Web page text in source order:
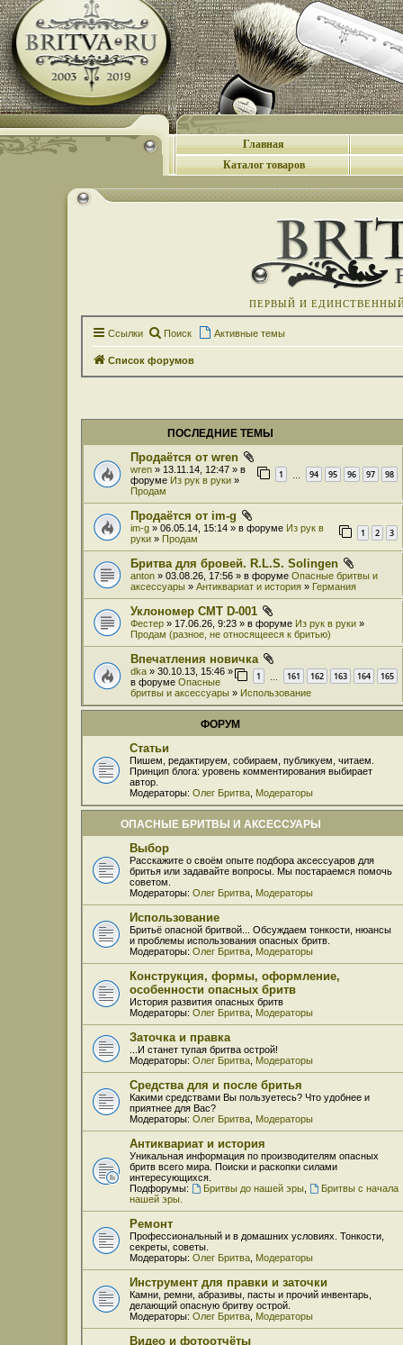
Главная
Каталог товаров
ПЕРВЫЙ И
Ссылки Поиск Активные темы
Список форумов
ПОСЛЕДНИЕ ТЕМЫ
Продаётся от wren
1 94 95 96 97 98
wren » 13.11.14, 12:47 » в
форуме Из рук в руки »
Продам
Продаётся от im-g
1 2 3
im-g » 06.05.14, 15:14 » в форуме Из рук в
руки » Продам
Бритва для бровей. R.L.S. Solingen
anton » 03.08.26, 17:56 » в форуме Опасные бритвы и
аксессуары » Антиквариат и история » Германия
Уклономер СМТ D-001
Фестер » 17.06.26, 9:23 » в форуме Из рук в руки »
Продам (разное, не относящееся к бритью)
Впечатления новичка
1 161 162 163 164 165
dka » 30.10.13, 15:46 »
в форуме Опасные
бритвы и аксессуары » Использование
ФОРУМ
Статьи
Пишем, редактируем, собираем, публикуем, читаем.
Принцип блога: уровень комментирования выбирает
автор.
Модераторы: Олег Бритва Модераторы
ОПАСНЫЕ БРИТВЫ И АКСЕССУАРЫ
Выбор
Расскажите о своём опыте подбора аксессуаров для
бритья или задавайте вопросы. Мы постараемся помочь
советом.
Модераторы: Олег Бритва Модераторы
Использование
Бритьё опасной бритвой... Обсуждаем тонкости, нюансы
и проблемы использования опасных бритв.
Модераторы: Олег Бритва Модераторы
Конструкция, формы, оформление,
особенности опасных бритв
История развития опасных бритв
Модераторы: Олег Бритва Модераторы
Заточка и правка
...И станет тупая бритва острой!
Модераторы: Олег Бритва Модераторы
Средства для и после бритья
Какими средствами Вы пользуетесь? Что удобнее и
приятнее для Вас?
Модераторы: Олег Бритва Модераторы
Антиквариат и история
Уникальная информация по производителям опасных
бритв всего мира. Поиски и раскопки силами
интересующихся.
Подфорумы:
Бритвы до нашей эры,
Бритвы с начала
нашей эры.
Ремонт
Профессиональный и в домашних условиях. Тонкости,
секреты, советы.
Модераторы: Олег Бритва Модераторы
Инструмент для правки и заточки
Камни, ремни, абразивы, пасты и прочий инвентарь,
делающий опасную бритву острой.
Модераторы: Олег Бритва Модераторы
Видео и фотоотчёты